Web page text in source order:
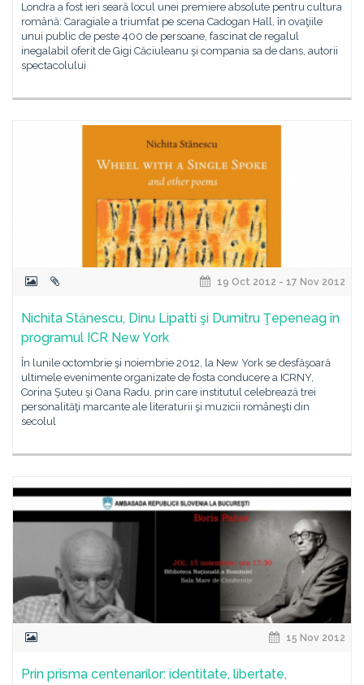
Londra a fost ieri seară locul unei premiere absolute pentru cultura
română: Caragiale a triumfat pe scena Cadogan Hall, în ovaţiile
unui public de peste 400 de persoane, fascinat de regalul
inegalabil oferit de Gigi Căciuleanu şi compania sa de dans, autorii
spectacolului
19 Oct 2012 - 17 Nov 2012
Nichita Stănescu, Dinu Lipatti şi Dumitru Ţepeneag în
programul ICR New York
În lunile octombrie şi noiembrie 2012, la New York se desfăşoară
ultimele evenimente organizate de fosta conducere a ICRNY,
Corina Şuteu şi Oana Radu, prin care institutul celebrează trei
personalităţi marcante ale literaturii şi muzicii româneşti din
secolul
15 Nov 2012
Prin prisma centenarilor: identitate, libertate,